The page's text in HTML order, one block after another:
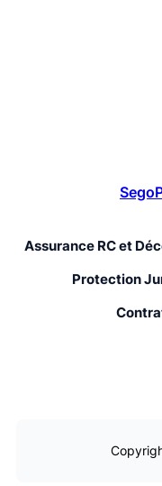
Assurance RC et
Protection